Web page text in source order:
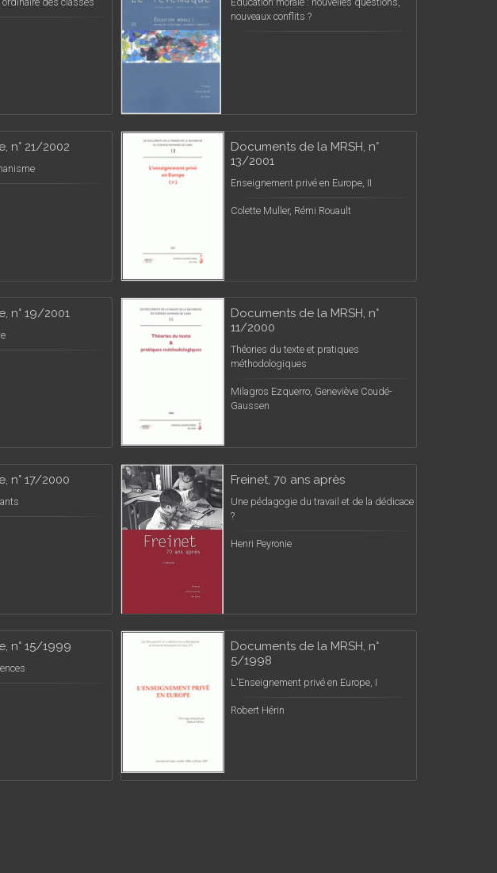
nouveaux conflits ?
n° 21/2002
Documents de la MRSH, n°
13/2001
Enseignement privé en Europe, II
Colette Muller, Rémi Rouault
n° 19/2001
Documents de la MRSH, n°
11/2000
Théories du texte et pratiques
méthodologiques
Milagros Ezquerro, Geneviève Coudé-
Gaussen
n° 17/2000 Freinet, 70 ans après
Une pédagogie du travail et de la dédicace
?
Henri Peyronie
n° 15/1999
Documents de la MRSH, n°
5/1998
L'Enseignement privé en Europe, I
Robert Hérin